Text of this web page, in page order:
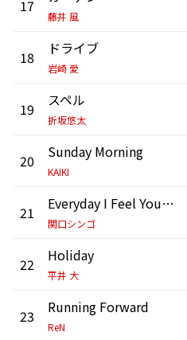
17
藤井 風
18 ドライブ
岩崎 愛
19 スペル
折坂悠太
20 Sunday Morning
KAIKI
21 Everyday I Feel Your Heart feat. mabanua
関口シンゴ
22 Holiday
平井 大
23 Running Forward
ReN